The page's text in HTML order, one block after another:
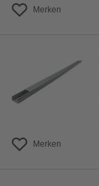
Merken
Merken